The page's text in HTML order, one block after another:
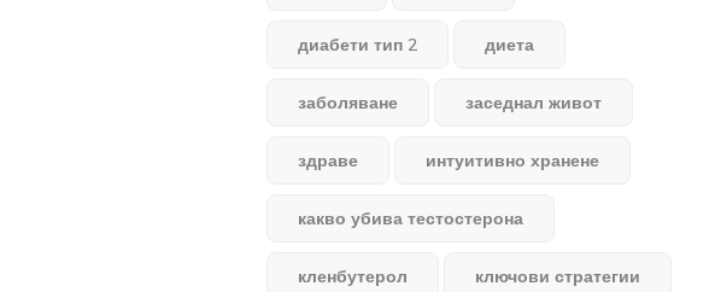
диабети тип 2 диета
заболяване заседнал живот
здраве интуитивно хранене
какво убива тестостерона
кленбутерол ключови стратегии